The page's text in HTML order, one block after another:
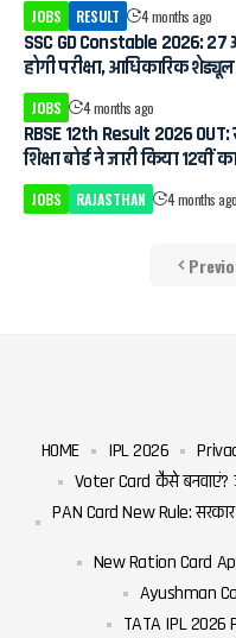
JOBS RESULT 4 months ago
SSC GD Constable 2026:
होगी परीक्षा, आधिकारिक शेड्यूल
JOBS 4 months ago
RBSE 12th Result 2026
शिक्षा बोर्ड ने जारी किया 12वीं
JOBS RAJASTHAN 4 months ago
HOME IPL 2026
Voter Card कैसे
PAN Card New Rule:
New Ration Card
Ayushman
TATA IPL 2026